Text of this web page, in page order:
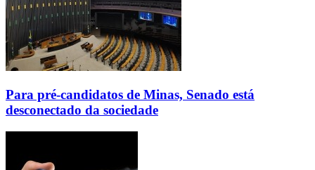
Para pré-candidatos de Minas, Senado está
desconectado da sociedade